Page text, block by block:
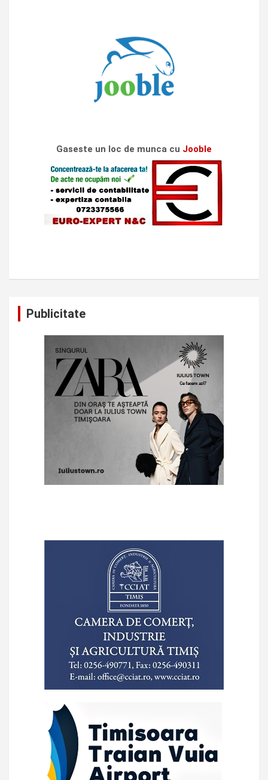
Gaseste un loc de munca cu Jooble
Publicitate